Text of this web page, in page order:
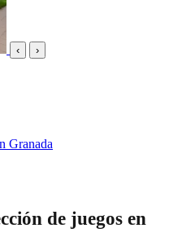
‹ ›
Granada
de juegos en